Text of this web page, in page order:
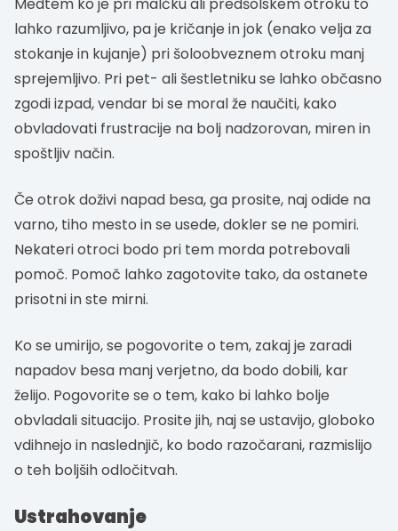
Medtem ko je pri malčku ali predšolskem otroku to
lahko razumljivo, pa je kričanje in jok (enako velja za
stokanje in kujanje) pri šoloobveznem otroku manj
sprejemljivo. Pri pet- ali šestletniku se lahko občasno
zgodi izpad, vendar bi se moral že naučiti, kako
obvladovati frustracije na bolj nadzorovan, miren in
spoštljiv način.
Če otrok doživi napad besa, ga prosite, naj odide na
varno, tiho mesto in se usede, dokler se ne pomiri.
Nekateri otroci bodo pri tem morda potrebovali
pomoč. Pomoč lahko zagotovite tako, da ostanete
prisotni in ste mirni.
Ko se umirijo, se pogovorite o tem, zakaj je zaradi
napadov besa manj verjetno, da bodo dobili, kar
želijo. Pogovorite se o tem, kako bi lahko bolje
obvladali situacijo. Prosite jih, naj se ustavijo, globoko
vdihnejo in naslednjič, ko bodo razočarani, razmislijo
o teh boljših odločitvah.
Ustrahovanje